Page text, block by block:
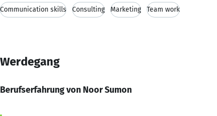
Communication skills Consulting Marketing Team work
Werdegang
Berufserfahrung von Noor Sumon